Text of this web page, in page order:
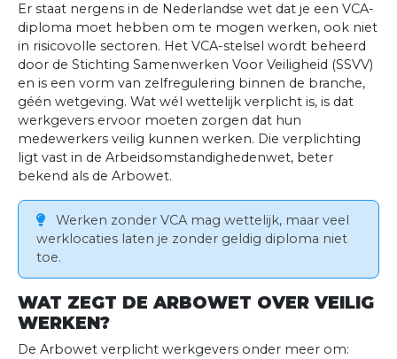
Er staat nergens in de Nederlandse wet dat je een VCA-
diploma moet hebben om te mogen werken, ook niet
in risicovolle sectoren. Het VCA-stelsel wordt beheerd
door de Stichting Samenwerken Voor Veiligheid (SSVV)
en is een vorm van zelfregulering binnen de branche,
géén wetgeving. Wat wél wettelijk verplicht is, is dat
werkgevers ervoor moeten zorgen dat hun
medewerkers veilig kunnen werken. Die verplichting
ligt vast in de Arbeidsomstandighedenwet, beter
bekend als de Arbowet.
Werken zonder VCA mag wettelijk, maar veel
werklocaties laten je zonder geldig diploma niet
toe.
WAT ZEGT DE ARBOWET OVER VEILIG
WERKEN?
De Arbowet verplicht werkgevers onder meer om: